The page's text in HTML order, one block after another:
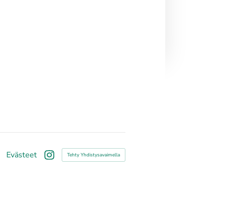
Evästeet
Instagram
Tehty Yhdistysavaimella